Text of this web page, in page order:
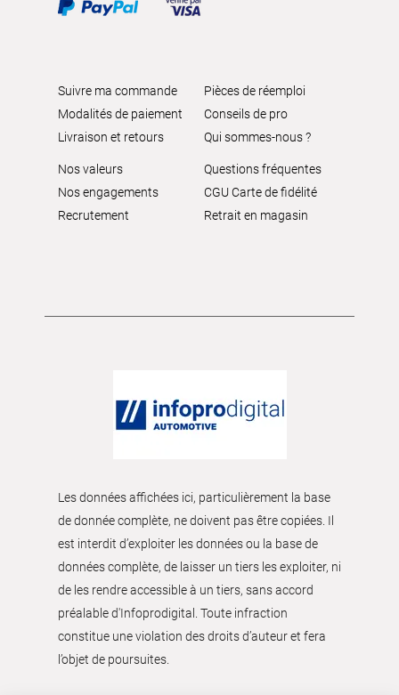
Suivre ma commande
Modalités de paiement
Livraison et retours
Pièces de réemploi
Conseils de pro
Qui sommes-nous ?
Nos valeurs
Nos engagements
Recrutement
Questions fréquentes
CGU Carte de fidélité
Retrait en magasin
Les données affichées ici, particulièrement la base
de donnée complète, ne doivent pas être copiées. Il
est interdit d’exploiter les données ou la base de
données complète, de laisser un tiers les exploiter, ni
de les rendre accessible à un tiers, sans accord
préalable d'Infoprodigital. Toute infraction
constitue une violation des droits d’auteur et fera
l’objet de poursuites.